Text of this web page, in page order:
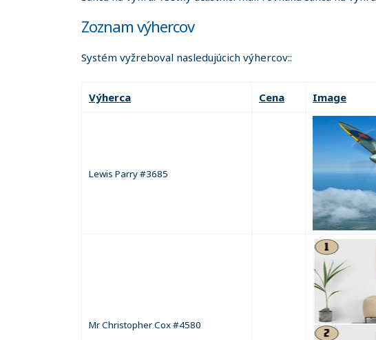
Zoznam výhercov
Systém vyžreboval nasledujúcich výhercov::
Výherca Cena Image
Lewis Parry #3685
Mr Christopher Cox #4580